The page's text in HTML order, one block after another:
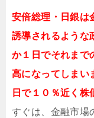
安倍総理・日銀は
誘導されるような
か１日でそれまで
高になってしまい
日で１０％近く
すぐは、金融市場